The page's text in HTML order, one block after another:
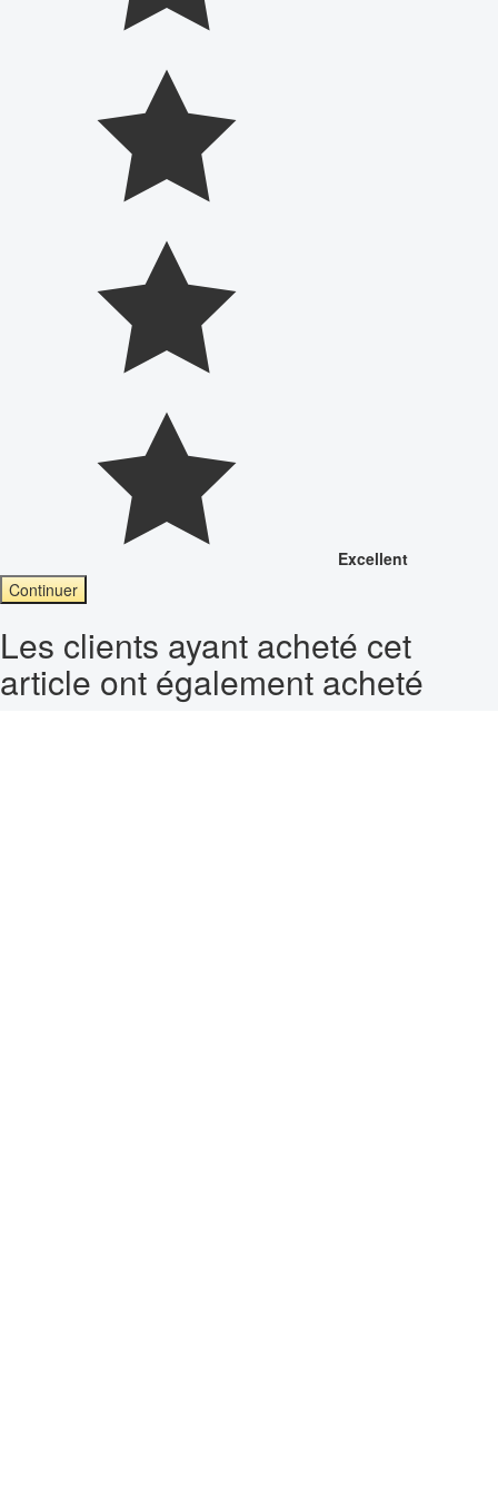
Excellent
Continuer
Les clients ayant acheté cet
article ont également acheté